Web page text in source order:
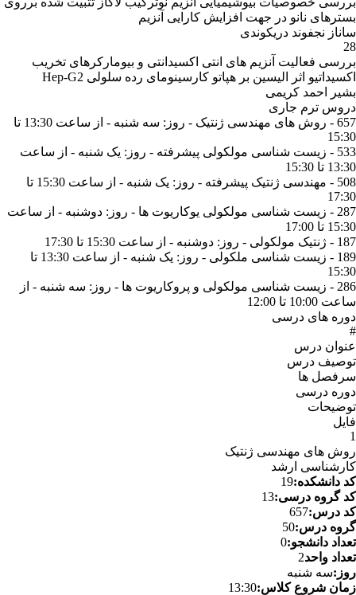
بسترهای نانو در جهت افزایش کارایی آنزیم
ساناز نجفوند دریکوندی
28
بررسی فعالیت آنزیم های انتی اکسیدانتی و بیومارکرهای تخریب
اکسیداتیو اثر الیسین بر هپاتو کارسینومای رده سلولی Hep-G2
بشیر احمد کریمی
دروس ترم جاری
657 - روش های مهندسی ژنتیک - روز: سه شنبه - از ساعت 13:30 تا
15:30
533 - زیست شناسی مولکولی پیشرفته - روز: یک شنبه - از ساعت
13:30 تا 15:30
508 - مهندسی ژنتیک پیشرفته - روز: یک شنبه - از ساعت 15:30 تا
17:30
287 - زیست شناسی مولکولی یوکاریوت ها - روز: دوشنبه - از ساعت
15:30 تا 17:00
187 - ژنتیک مولکولی - روز: دوشنبه - از ساعت 15:30 تا 17:30
189 - زیست شناسی ملکولی - روز: یک شنبه - از ساعت 13:30 تا
15:30
286 - زیست شناسی مولکولی و پروکاریوت ها - روز: سه شنبه - از
ساعت 10:00 تا 12:00
دوره های درسی
#
عنوان درس
توصیف درس
سرفصل ها
دوره درسی
توضیحات
فایل
1
روش های مهندسی ژنتیک
کارشناسی ارشد
کد دانشکده:19
کد گروه درسی:13
کد درس:657
گروه درس:50
تعداد دانشجو:0
تعداد واحد2
روز:سه شنبه
زمان شروع کلاس:13:30